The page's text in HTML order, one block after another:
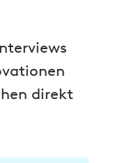
direkt